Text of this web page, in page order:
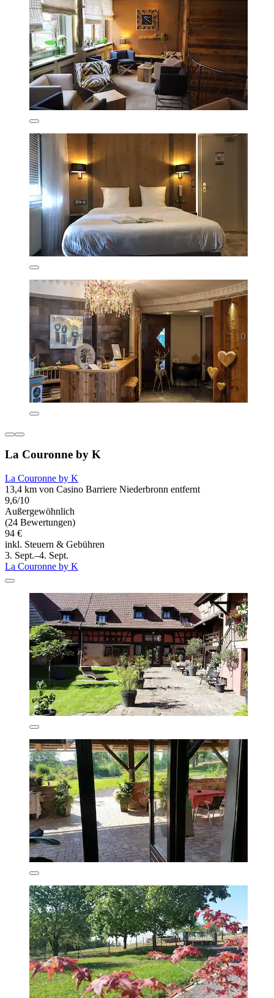
La Couronne by K
La Couronne by K
13,4 km von Casino Barriere Niederbronn entfernt
9,6/10
Außergewöhnlich
(24 Bewertungen)
94 €
inkl. Steuern & Gebühren
3. Sept.–4. Sept.
La Couronne by K